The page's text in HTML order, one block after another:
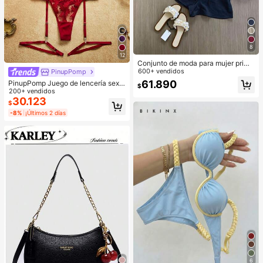
12
PinupPomp
PinupPomp Juego de lencería sexy
de malla bordada para mujer, 5 piez
as/set, para salir, regalo para ella
200+ vendidos
$30.123
-8% ¡Últimos 2 días
8
Conjunto de moda para mujer prima
vera/verano, top sin mangas con di
seño elegante de lazo, shorts con ti
rantes, conjunto de vacaciones, us
600+ vendidos
$61.890
6